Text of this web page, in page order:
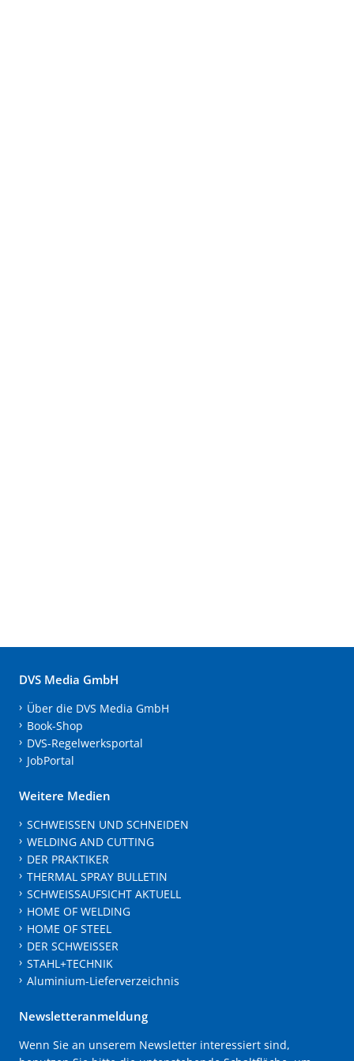
DVS Media GmbH
Über die DVS Media GmbH
Book-Shop
DVS-Regelwerksportal
JobPortal
Weitere Medien
SCHWEISSEN UND SCHNEIDEN
WELDING AND CUTTING
DER PRAKTIKER
THERMAL SPRAY BULLETIN
SCHWEISSAUFSICHT AKTUELL
HOME OF WELDING
HOME OF STEEL
DER SCHWEISSER
STAHL+TECHNIK
Aluminium-Lieferverzeichnis
Newsletteranmeldung
Wenn Sie an unserem Newsletter interessiert sind,